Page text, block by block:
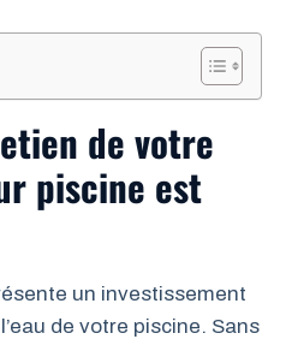
de votre
piscine est
un investissement
de votre piscine. Sans